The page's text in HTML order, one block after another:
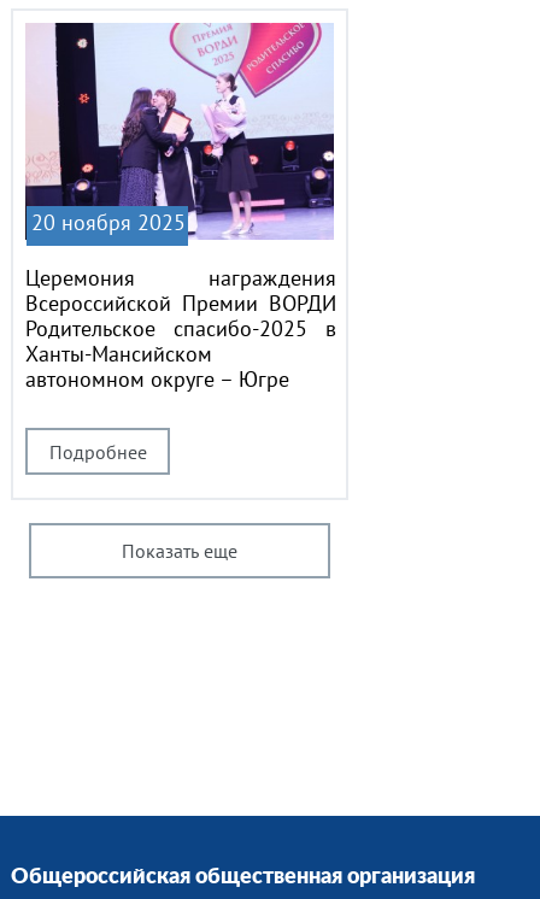
Подробнее
Церемония награждения
Всероссийской Премии ВОРДИ
Родительское спасибо-2025 в
Ханты-Мансийском
автономном округе – Югре
20 ноября 2025
Показать еще
Общероссийская общественная организация